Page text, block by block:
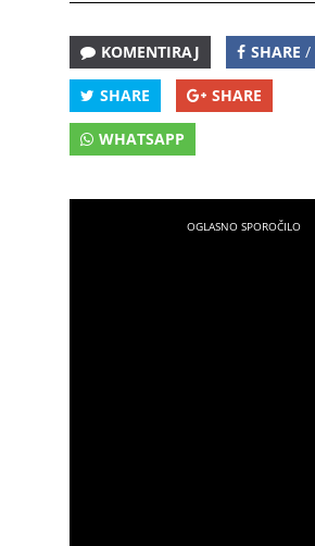
KOMENTIRAJ SHARE /
SHARE SHARE
WHATSAPP